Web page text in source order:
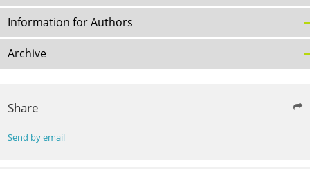
Information for Authors
Archive
Share
Send by email